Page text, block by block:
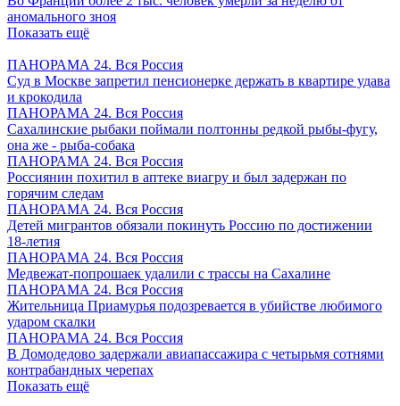
аномального зноя
Показать ещё
ПАНОРАМА 24. Вся Россия
Суд в Москве запретил пенсионерке держать в квартире удава
и крокодила
ПАНОРАМА 24. Вся Россия
Сахалинские рыбаки поймали полтонны редкой рыбы-фугу,
она же - рыба-собака
ПАНОРАМА 24. Вся Россия
Россиянин похитил в аптеке виагру и был задержан по
горячим следам
ПАНОРАМА 24. Вся Россия
Детей мигрантов обязали покинуть Россию по достижении
18-летия
ПАНОРАМА 24. Вся Россия
Медвежат-попрошаек удалили с трассы на Сахалине
ПАНОРАМА 24. Вся Россия
Жительница Приамурья подозревается в убийстве любимого
ударом скалки
ПАНОРАМА 24. Вся Россия
В Домодедово задержали авиапассажира с четырьмя сотнями
контрабандных черепах
Показать ещё